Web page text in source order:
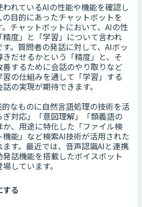
れているAIの性能や機能を確認し
目的にあったチャットボットを
チャットボットにおいて、AIの性
度」と「学習」について言われ
。質問者の発話に対して、AIボッ
きだせるかという「精度」と、そ
するために会話のやり取りなど
の仕組みを通して「学習」する
の実現が期待できます。
なものに自然言語処理の技術を活
対応」「意図理解」「類義語の
、用途に特化した「ファイル検
能」など検索AI技術が活用された
す。最近では、音声認識AIと連携
話機能を搭載したボイスボット
しています。
する